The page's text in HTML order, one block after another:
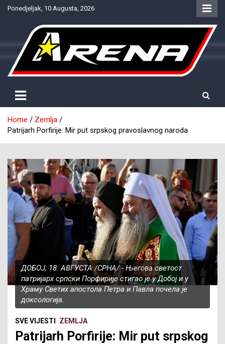
SkipPonedjeljak, 10 Augusta, 2026
NTV Arena
Home
Zemlja
Patrijarh Porfirije: Mir put srpskog pravoslavnog naroda
ДОБОЈ, 18. АВГУСТА /СРНА/ - Његова светост
патријарх српски Порфирије стигао је у Добој и у
Храму Светих апостола Петра и Павла почела је
доксологија.
SVE VIJESTI ZEMLJA
Patrijarh Porfirije: Mir put srpskog